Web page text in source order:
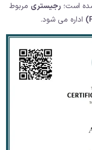
است؛ رجیستری مربوط
اداره می شود.